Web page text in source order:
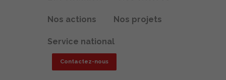
Nos actions Nos projets
Service national
Contactez-nous